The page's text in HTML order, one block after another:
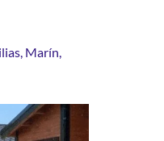
, Marín,